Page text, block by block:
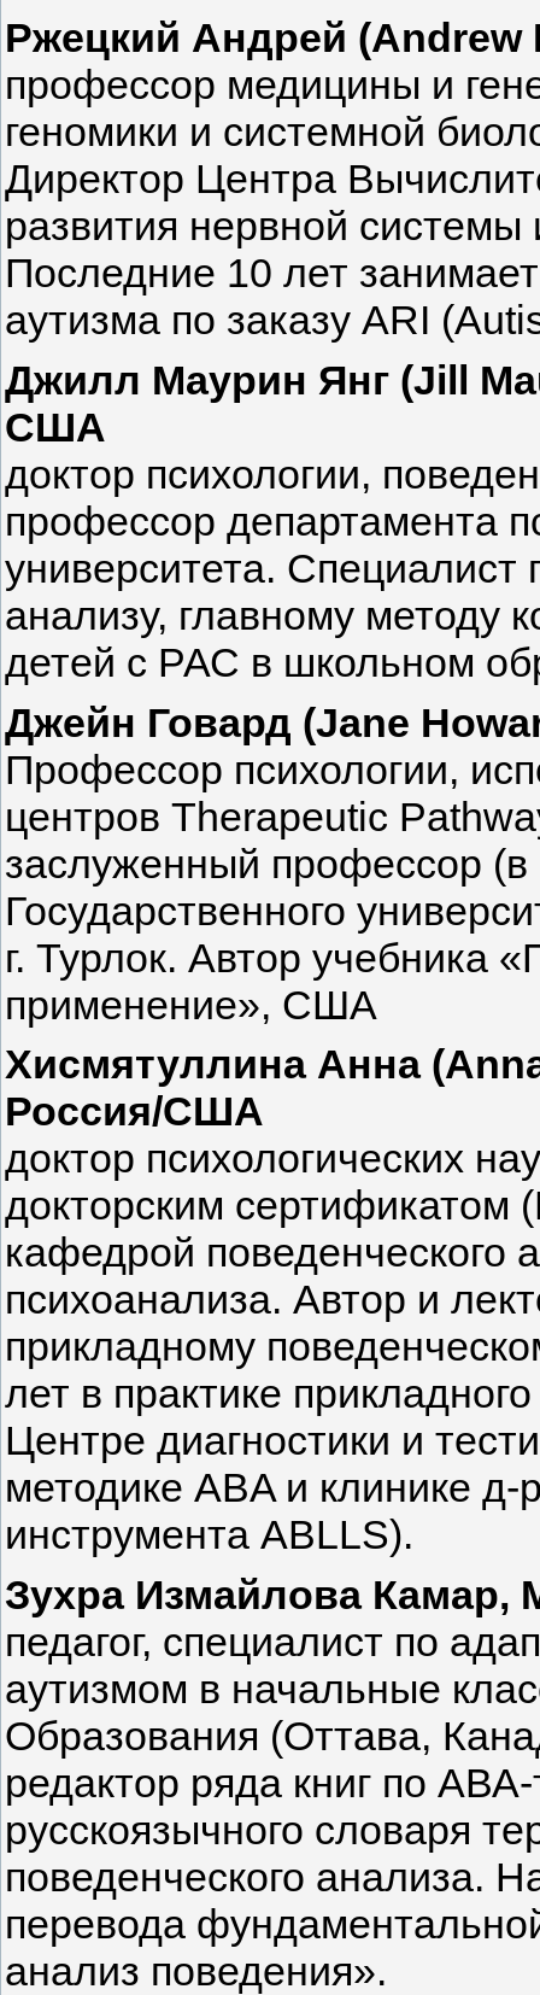
Ржецкий Андрей
профессор медицины и
геномики и системной
Директор Центра
развития нервной
Последние 10 лет
аутизма по заказу ARI
Джилл Маурин Янг (Jill
США
доктор психологии,
профессор департамента
университета.
анализу, главному методу
детей с РАС в школьном
Джейн Говард (Jane
Профессор психологии,
центров Therapeutic
заслуженный профессор (в
Государственного
г. Турлок. Автор учебника
применение», США
Хисмятуллина Анна
Россия/США
доктор психологических
докторским
кафедрой поведенческого
психоанализа. Автор и
прикладному
лет в практике
Центре диагностики и
методике ABA и клинике д-
инструмента ABLLS).
Зухра Измайлова Камар,
педагог, специалист по
аутизмом в начальные
Образования (Оттава,
редактор ряда книг по
русскоязычного словаря
поведенческого анализа.
перевода
анализ поведения».